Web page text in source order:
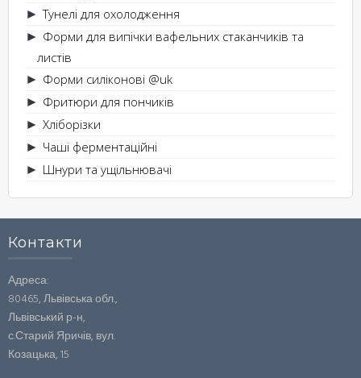
► Тунелі для охолодження
► Форми для випічки вафельних стаканчиків та
листів
► Форми силіконові @uk
► Фритюри для пончиків
► Хліборізки
► Чаші ферментаційні
► Шнури та ущільнювачі
Контакти
Адреса:
80465, Львівська обл.,
Львівський р-н,
с.Старий Яричів, вул.
Козацька, 15